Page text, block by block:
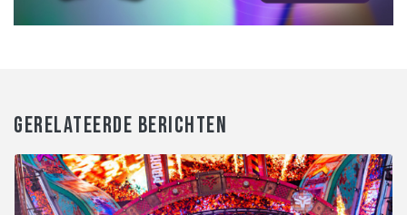
GERELATEERDE BERICHTEN